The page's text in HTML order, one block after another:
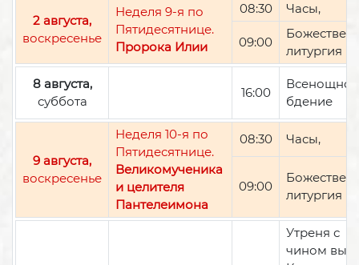
2 августа,
воскресенье
Неделя 9-я по
Пятидесятнице.
Пророка Илии
08:30 Часы,
09:00
литургия
8 августа,
суббота
16:00
Всенощное
бдение
9 августа,
воскресенье
Неделя 10-я по
Пятидесятнице.
Великомученика
и целителя
Пантелеимона
08:30 Часы,
09:00
литургия
Утреня с
чином